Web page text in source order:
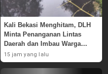
Kali Bekasi Menghitam, DLH
Minta Penanganan Lintas
Daerah dan Imbau Warga
Waspada
15 jam yang lalu